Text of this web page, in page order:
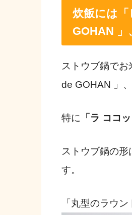
炊飯には
GOHAN 」
ストウブ鍋でお
de GOHAN 」
特に 「ラ ココ
ストウブ鍋の
す。
「丸型のラウ